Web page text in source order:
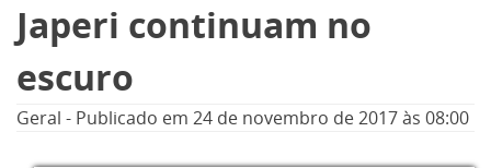
Cidades
Japeri continuam no
escuro
Geral - Publicado em 24 de novembro de 2017às 08:00